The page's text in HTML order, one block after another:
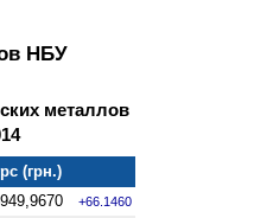
НБУ
металлов
(грн.)
+66.1460